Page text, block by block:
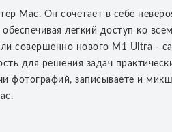
Mac. Он сочетает в себе
легкий доступ ко
совершенно нового M1 Ultra -
для решения задач
фотографий, записываете и